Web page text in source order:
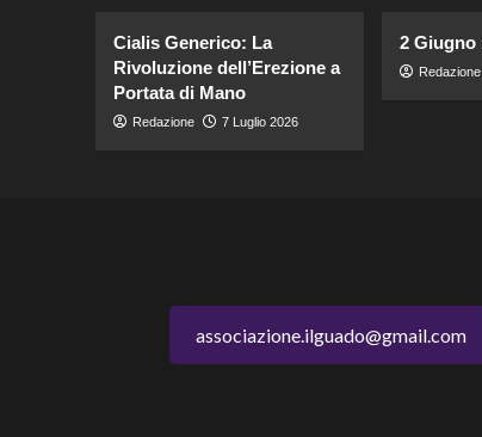
Cialis Generico: La
Rivoluzione dell’Erezione a
Portata di Mano
Redazione 7 Luglio 2026
2 Giugno
Redazione
associazione.ilguado@gmail.com